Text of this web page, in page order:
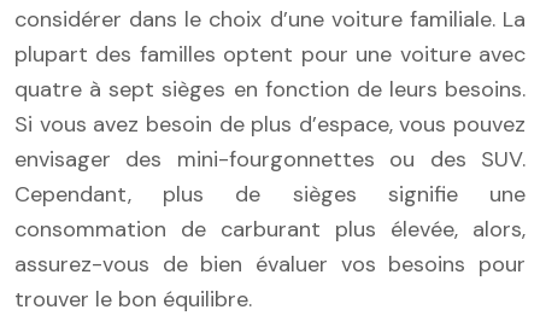
considérer dans le choix d’une voiture familiale. La
plupart des familles optent pour une voiture avec
quatre à sept sièges en fonction de leurs besoins.
Si vous avez besoin de plus d’espace, vous pouvez
envisager des mini-fourgonnettes ou des SUV.
Cependant, plus de sièges signifie une
consommation de carburant plus élevée, alors,
assurez-vous de bien évaluer vos besoins pour
trouver le bon équilibre.